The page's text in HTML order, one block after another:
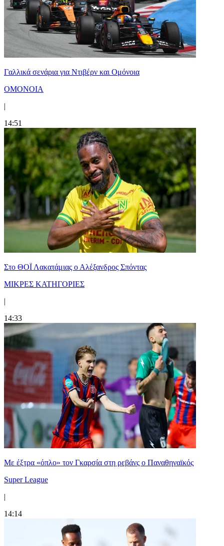
Γαλλικά σενάρια για Ντιβέρν και Ομόνοια
ΟΜΟΝΟΙΑ
|
14:51
Στο ΘΟΪ Λακατάμιας ο Αλέξανδρος Σπόντας
ΜΙΚΡΕΣ ΚΑΤΗΓΟΡΙΕΣ
|
14:33
Mε έξτρα «όπλο» τον Γκαρσία στη ρεβάνς ο Παναθηναϊκός
Super League
|
14:14